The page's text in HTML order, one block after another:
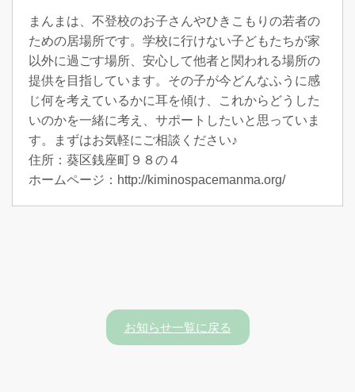
まんまは、不登校のお子さんやひきこもりの若者の
ための居場所です。学校に行けない子どもたちが家
以外に過ごす場所、安心して他者と関われる場所の
提供を目指しています。その子が今どんなふうに感
じ何を考えているかに耳を傾け、これからどうした
いのかを一緒に考え、サポートしたいと思っていま
す。まずはお気軽にご相談ください♪
住所：葵区銭座町９８の４
ホームページ：http://kiminospacemanma.org/
お知らせ一覧に戻る